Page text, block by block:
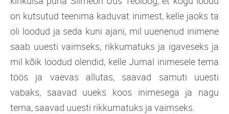
on kutsutud teenima kaduvat inimest, kelle jaoks ta
oli loodud ja seda kuni ajani, mil uuenenud inimene
saab uuesti vaimseks, rikkumatuks ja igaveseks ja
mil kõik loodud olendid, kelle Jumal inimesele tema
töös ja vaevas allutas, saavad samuti uuesti
vabaks, saavad uueks koos inimesega ja nagu
tema, saavad uuesti rikkumatuks ja vaimseks.